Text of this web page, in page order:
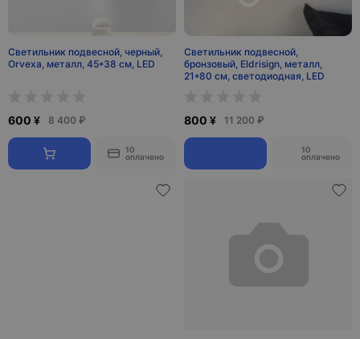
Светильник подвесной, черный,
Orvexa, металл, 45*38 см, LED
600 ¥ 8 400 ₽
10
оплачено
Светильник подвесной,
бронзовый, Eldrisign, металл,
21*80 см, светодиодная, LED
800 ¥ 11 200 ₽
10
оплачено